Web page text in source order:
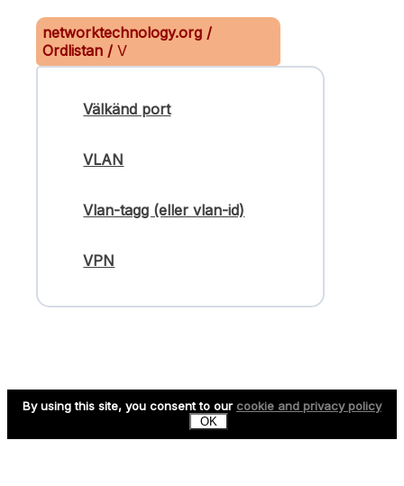
networktechnology.org /
Ordlistan /V
Välkänd port
VLAN
Vlan-tagg (eller vlan-id)
VPN
By using this site, you consent to our cookie and privacy policy